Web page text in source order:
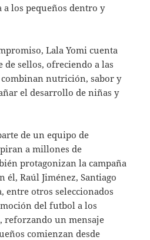
a los pequeños dentro y
Lala Yomi cuenta
sellos, ofreciendo a las
nutrición, sabor y
el desarrollo de niñas y
de un equipo de
a millones de
protagonizan la campaña
él, Raúl Jiménez, Santiago
entre otros seleccionados
del futbol a los
reforzando un mensaje
comienzan desde